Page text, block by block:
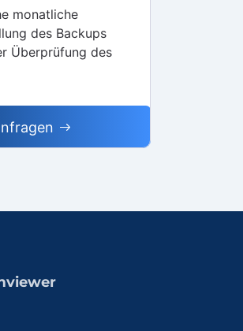
monatliche
des Backups
Überprüfung des